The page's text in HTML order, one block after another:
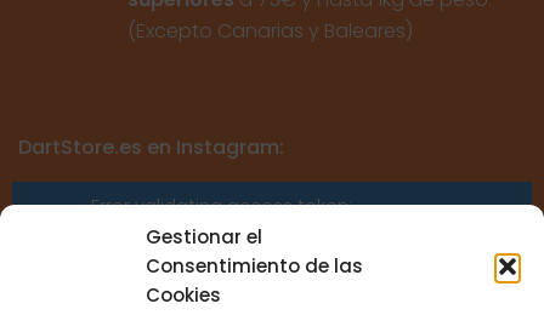
Gestionar el
Consentimiento de las
Cookies
(Excepto Canarias y Baleares)
DartStore.es en Instagram:
Error validating access token:
Sessions for the user are not allowed
because the user is not a confirmed